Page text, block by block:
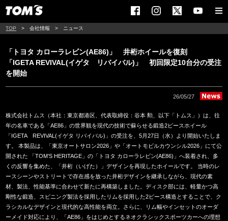
TOP 会社情報 ニュース
「トヨタ カローラレビン(AE86)」 井桁ホイールを復刻
「IGETA REVIVAL(イゲタ リバイバル)」 初回限定10台分の受注
を開始
26/05/27
株式会社トムス（本社：東京都港区、代表取締役：谷本 勲、以下「トムス」）は、往
年の名車である「AE86」の世界観を現代の技術で蘇らせる鍛造2ピースホイール
「IGETA REVIVAL(イゲタ リバイバル)」の受注を、5月27日（水）より開始いたしま
す。 本製品は、「東京オートサロン2026」や「オートモビルカウンシル2026」にて公
開された 「TOM’S HERITAGE」の「トヨタ カローラレビン(AE86)」へ装着され、多
くの反響を集めた、「井桁（いげた）」デザインを再現したホイールです。 当時のレ
ースシーンやストリートで存在感を放った井桁デザインを継承しながら、現代の素
材、製法、性能基準に合わせて新たに再構築しました。ディスク部には、軽量かつ高
剛性な鍛造、スピニング製法を採用したリムを採用した2ピース構造とすることで、ク
ラシカルなデザインと現代的な高性能を両立。さらに、リム幅やインセットのオーダ
ーメイド対応により、「AE86」をはじめとするネオクラシックスポーツカーへの理想